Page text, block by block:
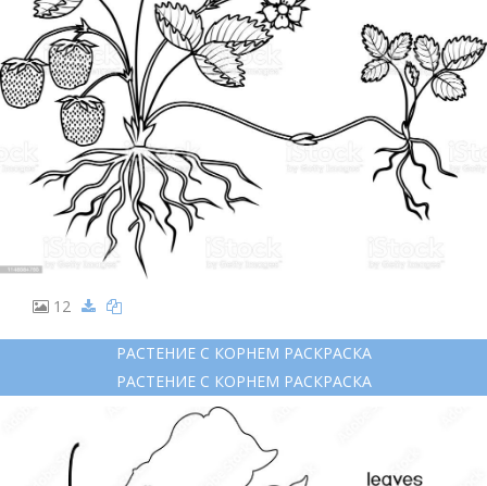
12
РАСТЕНИЕ С КОРНЕМ РАСКРАСКА
РАСТЕНИЕ С КОРНЕМ РАСКРАСКА